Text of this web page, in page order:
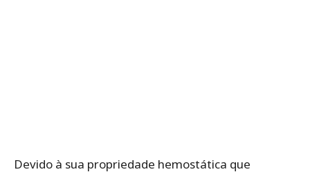
Devido à sua propriedade hemostática que